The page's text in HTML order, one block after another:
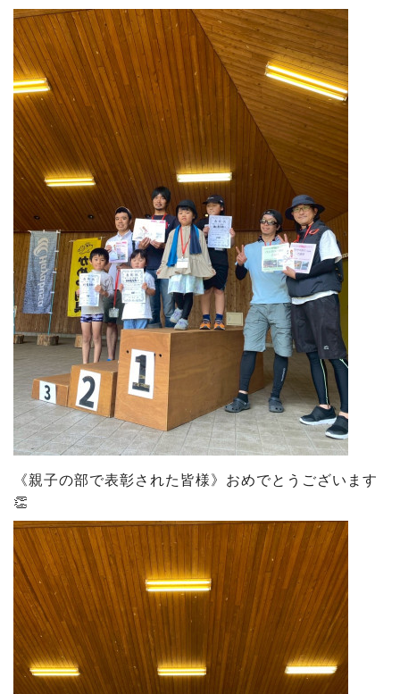
《親子の部で表彰された皆様》おめでとうございます
👏